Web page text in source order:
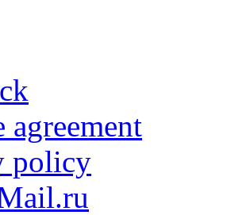
agreement
policy